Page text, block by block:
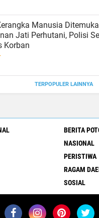
Manusia
Jati Perhutani, Polisi
Korban
TERPOPULER LAINNYA
BERITA
NASIONAL
PERISTIWA
RAGAM
SOSIAL